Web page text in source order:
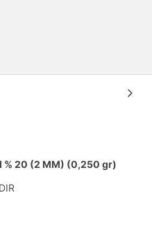
% 20 (2 MM) (0,250 gr)